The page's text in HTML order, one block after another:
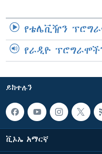
የቴሌቪዥን
የራዲዮ
ይከተሉን
ቪኦኤ አማርኛ